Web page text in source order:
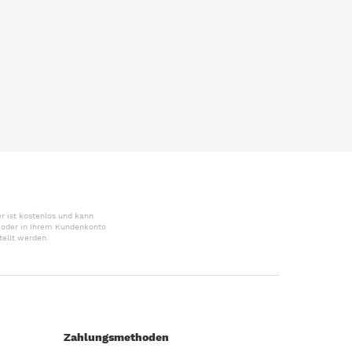
ist kostenlos und kann
in Ihrem Kundenkonto
werden.
Zahlungsmethoden